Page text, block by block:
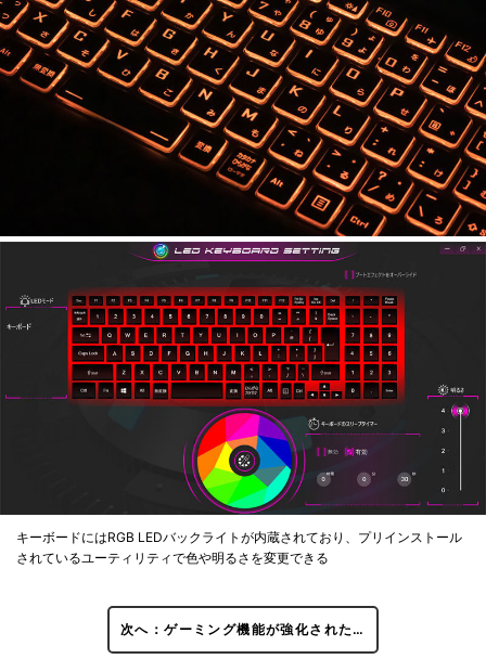
キーボードにはRGB LEDバックライトが内蔵されており、プリインストール
されているユーティリティで色や明るさを変更できる
次へ：ゲーミング機能が強化された…